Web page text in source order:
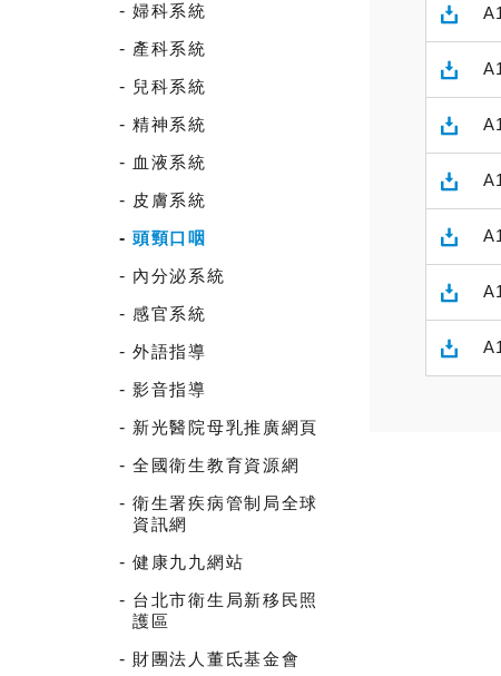
婦科系統
產科系統
兒科系統
精神系統
血液系統
皮膚系統
頭頸口咽
內分泌系統
感官系統
外語指導
影音指導
新光醫院母乳推廣網頁
全國衛生教育資源網
衛生署疾病管制局全球
資訊網
健康九九網站
台北市衛生局新移民照
護區
財團法人董氐基金會